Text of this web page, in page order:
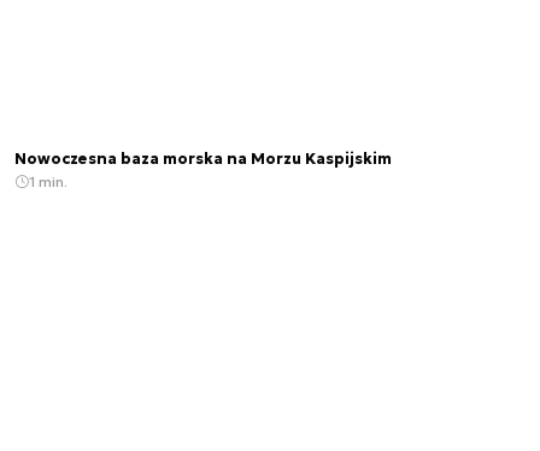
Nowoczesna baza morska na Morzu Kaspijskim
1 min.